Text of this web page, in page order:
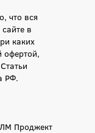
что вся
в
каких
офертой,
РФ.
Проджект